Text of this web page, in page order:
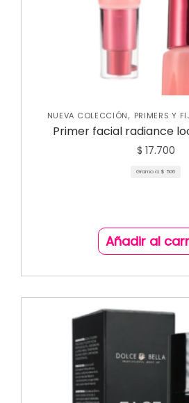
NUEVA COLECCIÓN, PRIMERS Y
Primer facial radiance
$ 17.700
Gramo a: $ 506
Añadir al